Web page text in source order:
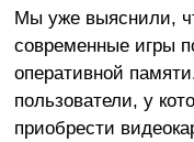
Мы уже выяснили,
современные игры
оперативной
пользователи, у
приобрести